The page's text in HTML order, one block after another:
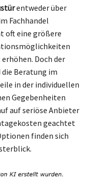
entweder über
Fachhandel
oft eine größere
Doch der
Beratung im
in der individuellen
Gegebenheiten
auf seriöse Anbieter
geachtet
finden sich